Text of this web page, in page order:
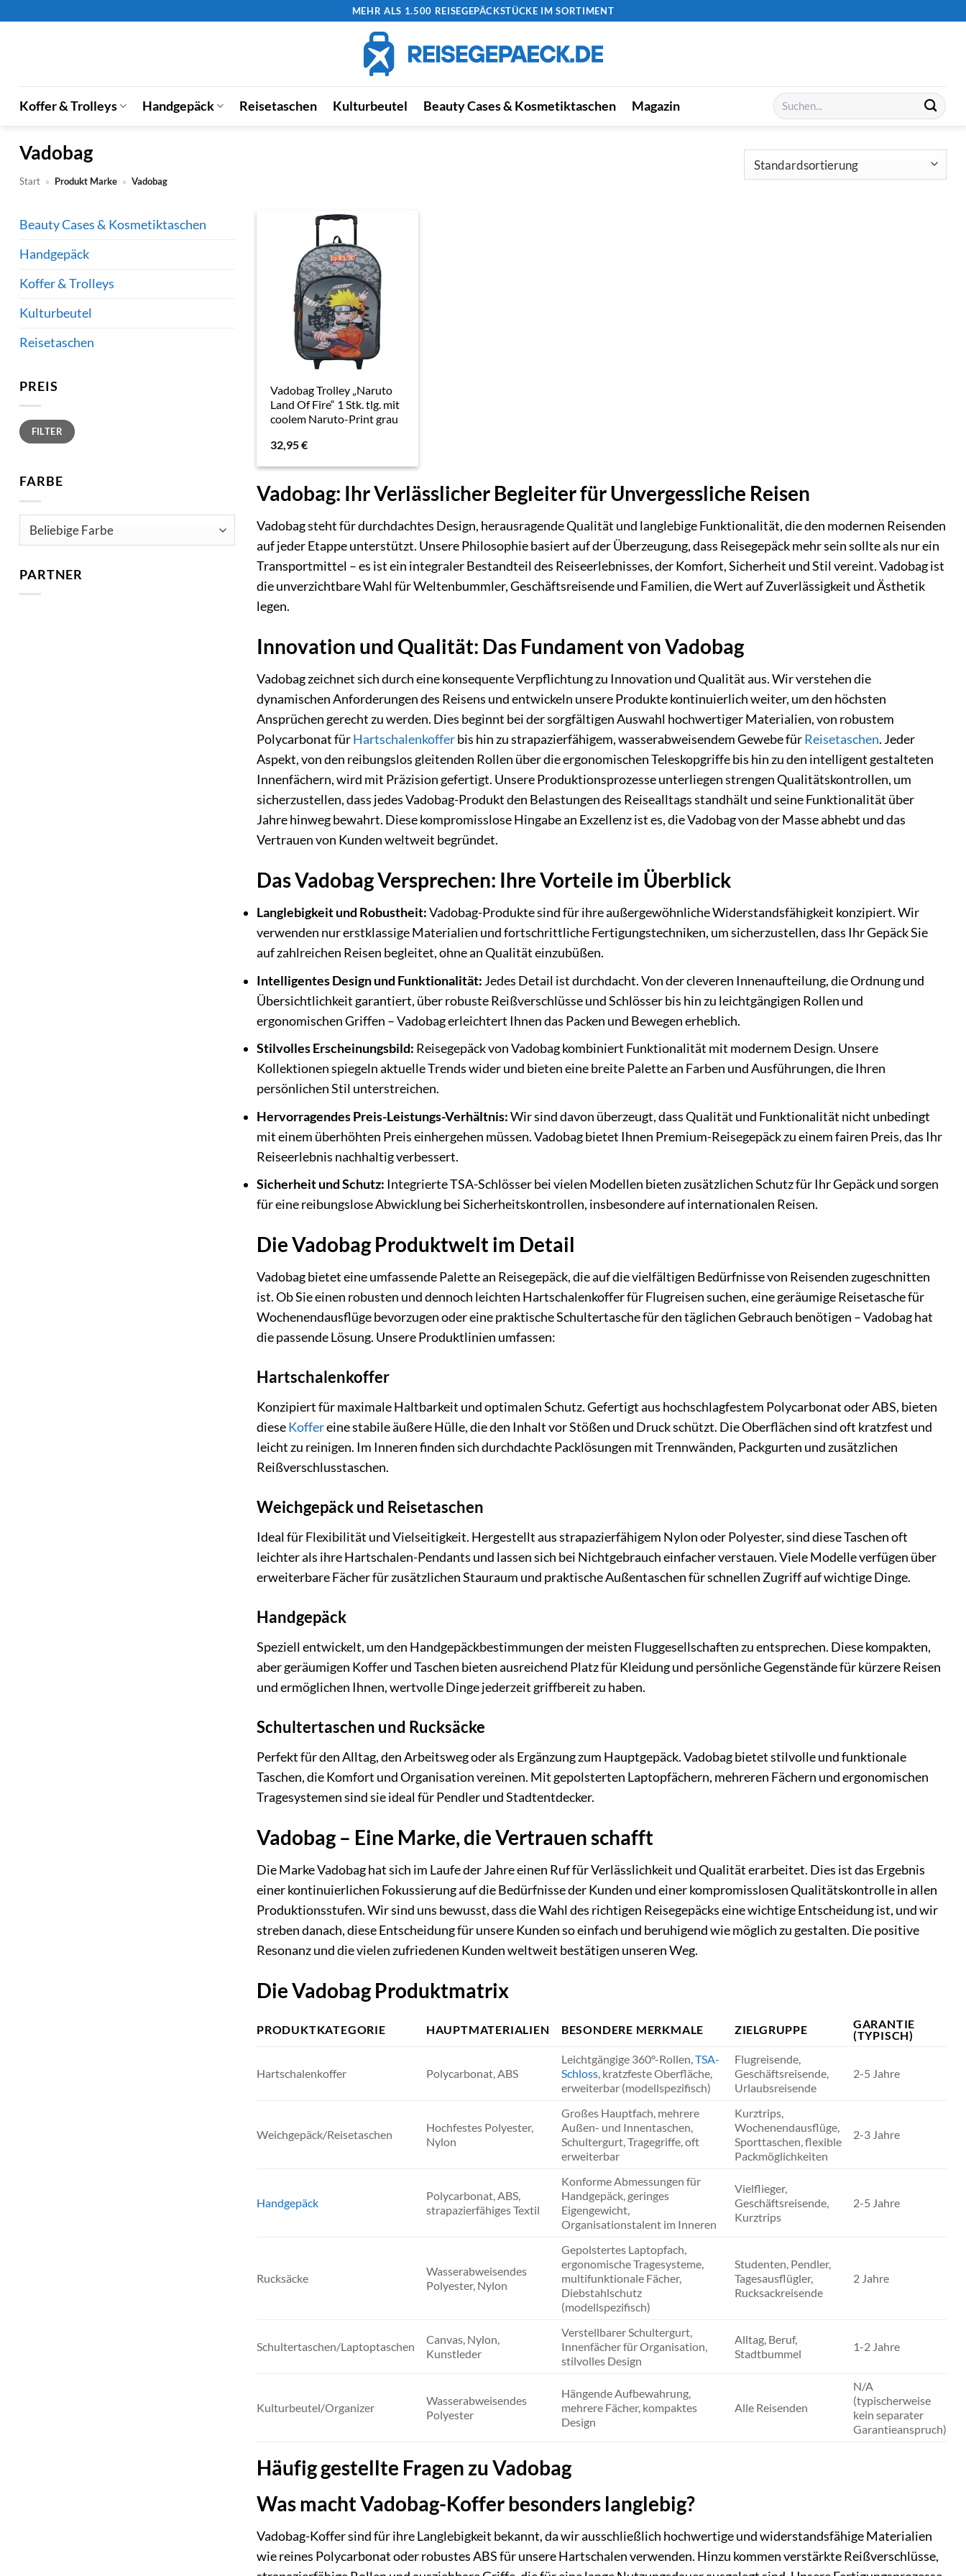
MEHR ALS 1.500 REISEGEPÄCKSTÜCKE IM SORTIMENT
Koffer & Trolleys Handgepäck Reisetaschen Kulturbeutel Beauty Cases & Kosmetiktaschen Magazin
Suchen
nach:
Vadobag
Start » Produkt Marke » Vadobag
Beauty Cases & Kosmetiktaschen
Handgepäck
Koffer & Trolleys
Kulturbeutel
Reisetaschen
PREIS
Min.
Preis
Max.
PreisFILTER
FARBE
PARTNER
Vadobag Trolley „Naruto
Land Of Fire“ 1 Stk. tlg. mit
coolem Naruto-Print grau
32,95€
Vadobag: Ihr Verlässlicher Begleiter für Unvergessliche Reisen
Vadobag steht für durchdachtes Design, herausragende Qualität und langlebige Funktionalität, die den modernen Reisenden
auf jeder Etappe unterstützt. Unsere Philosophie basiert auf der Überzeugung, dass Reisegepäck mehr sein sollte als nur ein
Transportmittel – es ist ein integraler Bestandteil des Reiseerlebnisses, der Komfort, Sicherheit und Stil vereint. Vadobag ist
die unverzichtbare Wahl für Weltenbummler, Geschäftsreisende und Familien, die Wert auf Zuverlässigkeit und Ästhetik
legen.
Innovation und Qualität: Das Fundament von Vadobag
Vadobag zeichnet sich durch eine konsequente Verpflichtung zu Innovation und Qualität aus. Wir verstehen die
dynamischen Anforderungen des Reisens und entwickeln unsere Produkte kontinuierlich weiter, um den höchsten
Ansprüchen gerecht zu werden. Dies beginnt bei der sorgfältigen Auswahl hochwertiger Materialien, von robustem
Polycarbonat fürHartschalenkofferbis hin zu strapazierfähigem, wasserabweisendem Gewebe fürReisetaschen. Jeder
Aspekt, von den reibungslos gleitenden Rollen über die ergonomischen Teleskopgriffe bis hin zu den intelligent gestalteten
Innenfächern, wird mit Präzision gefertigt. Unsere Produktionsprozesse unterliegen strengen Qualitätskontrollen, um
sicherzustellen, dass jedes Vadobag-Produkt den Belastungen des Reisealltags standhält und seine Funktionalität über
Jahre hinweg bewahrt. Diese kompromisslose Hingabe an Exzellenz ist es, die Vadobag von der Masse abhebt und das
Vertrauen von Kunden weltweit begründet.
Das Vadobag Versprechen: Ihre Vorteile im Überblick
Langlebigkeit und Robustheit:Vadobag-Produkte sind für ihre außergewöhnliche Widerstandsfähigkeit konzipiert. Wir
verwenden nur erstklassige Materialien und fortschrittliche Fertigungstechniken, um sicherzustellen, dass Ihr Gepäck Sie
auf zahlreichen Reisen begleitet, ohne an Qualität einzubüßen.
Intelligentes Design und Funktionalität: Jedes Detail ist durchdacht. Von der cleveren Innenaufteilung, die Ordnung und
Übersichtlichkeit garantiert, über robuste Reißverschlüsse und Schlösser bis hin zu leichtgängigen Rollen und
ergonomischen Griffen – Vadobag erleichtert Ihnen das Packen und Bewegen erheblich.
Stilvolles Erscheinungsbild: Reisegepäck von Vadobag kombiniert Funktionalität mit modernem Design. Unsere
Kollektionen spiegeln aktuelle Trends wider und bieten eine breite Palette an Farben und Ausführungen, die Ihren
persönlichen Stil unterstreichen.
Hervorragendes Preis-Leistungs-Verhältnis:Wir sind davon überzeugt, dass Qualität und Funktionalität nicht unbedingt
mit einem überhöhten Preis einhergehen müssen. Vadobag bietet Ihnen Premium-Reisegepäck zu einem fairen Preis, das Ihr
Reiseerlebnis nachhaltig verbessert.
Sicherheit und Schutz: Integrierte TSA-Schlösser bei vielen Modellen bieten zusätzlichen Schutz für Ihr Gepäck und sorgen
für eine reibungslose Abwicklung bei Sicherheitskontrollen, insbesondere auf internationalen Reisen.
Die Vadobag Produktwelt im Detail
Vadobag bietet eine umfassende Palette an Reisegepäck, die auf die vielfältigen Bedürfnisse von Reisenden zugeschnitten
ist. Ob Sie einen robusten und dennoch leichten Hartschalenkoffer für Flugreisen suchen, eine geräumige Reisetasche für
Wochenendausflüge bevorzugen oder eine praktische Schultertasche für den täglichen Gebrauch benötigen – Vadobag hat
die passende Lösung. Unsere Produktlinien umfassen:
Hartschalenkoffer
Konzipiert für maximale Haltbarkeit und optimalen Schutz. Gefertigt aus hochschlagfestem Polycarbonat oder ABS, bieten
dieseKoffereine stabile äußere Hülle, die den Inhalt vor Stößen und Druck schützt. Die Oberflächen sind oft kratzfest und
leicht zu reinigen. Im Inneren finden sich durchdachte Packlösungen mit Trennwänden, Packgurten und zusätzlichen
Reißverschlusstaschen.
Weichgepäck und Reisetaschen
Ideal für Flexibilität und Vielseitigkeit. Hergestellt aus strapazierfähigem Nylon oder Polyester, sind diese Taschen oft
leichter als ihre Hartschalen-Pendants und lassen sich bei Nichtgebrauch einfacher verstauen. Viele Modelle verfügen über
erweiterbare Fächer für zusätzlichen Stauraum und praktische Außentaschen für schnellen Zugriff auf wichtige Dinge.
Handgepäck
Speziell entwickelt, um den Handgepäckbestimmungen der meisten Fluggesellschaften zu entsprechen. Diese kompakten,
aber geräumigen Koffer und Taschen bieten ausreichend Platz für Kleidung und persönliche Gegenstände für kürzere Reisen
und ermöglichen Ihnen, wertvolle Dinge jederzeit griffbereit zu haben.
Schultertaschen und Rucksäcke
Perfekt für den Alltag, den Arbeitsweg oder als Ergänzung zum Hauptgepäck. Vadobag bietet stilvolle und funktionale
Taschen, die Komfort und Organisation vereinen. Mit gepolsterten Laptopfächern, mehreren Fächern und ergonomischen
Tragesystemen sind sie ideal für Pendler und Stadtentdecker.
Vadobag – Eine Marke, die Vertrauen schafft
Die Marke Vadobag hat sich im Laufe der Jahre einen Ruf für Verlässlichkeit und Qualität erarbeitet. Dies ist das Ergebnis
einer kontinuierlichen Fokussierung auf die Bedürfnisse der Kunden und einer kompromisslosen Qualitätskontrolle in allen
Produktionsstufen. Wir sind uns bewusst, dass die Wahl des richtigen Reisegepäcks eine wichtige Entscheidung ist, und wir
streben danach, diese Entscheidung für unsere Kunden so einfach und beruhigend wie möglich zu gestalten. Die positive
Resonanz und die vielen zufriedenen Kunden weltweit bestätigen unseren Weg.
Die Vadobag Produktmatrix
PRODUKTKATEGORIE HAUPTMATERIALIEN BESONDERE MERKMALE ZIELGRUPPE
GARANTIE
(TYPISCH)
Hartschalenkoffer Polycarbonat, ABS
Leichtgängige 360°-Rollen, TSA-
Schloss, kratzfeste Oberfläche,
erweiterbar (modellspezifisch)
Flugreisende,
Geschäftsreisende,
Urlaubsreisende
2-5 Jahre
Weichgepäck/Reisetaschen
Hochfestes Polyester,
Nylon
Großes Hauptfach, mehrere
Außen- und Innentaschen,
Schultergurt, Tragegriffe, oft
erweiterbar
Kurztrips,
Wochenendausflüge,
Sporttaschen, flexible
Packmöglichkeiten
2-3 Jahre
Handgepäck
Polycarbonat, ABS,
strapazierfähiges Textil
Konforme Abmessungen für
Handgepäck, geringes
Eigengewicht,
Organisationstalent im Inneren
Vielflieger,
Geschäftsreisende,
Kurztrips
2-5 Jahre
Rucksäcke
Wasserabweisendes
Polyester, Nylon
Gepolstertes Laptopfach,
ergonomische Tragesysteme,
multifunktionale Fächer,
Diebstahlschutz
(modellspezifisch)
Studenten, Pendler,
Tagesausflügler,
Rucksackreisende
2 Jahre
Schultertaschen/Laptoptaschen
Canvas, Nylon,
Kunstleder
Verstellbarer Schultergurt,
Innenfächer für Organisation,
stilvolles Design
Alltag, Beruf,
Stadtbummel
1-2 Jahre
Kulturbeutel/Organizer
Wasserabweisendes
Polyester
Hängende Aufbewahrung,
mehrere Fächer, kompaktes
Design
Alle Reisenden
N/A
(typischerweise
kein separater
Garantieanspruch)
Häufig gestellte Fragen zu Vadobag
Was macht Vadobag-Koffer besonders langlebig?
Vadobag-Koffer sind für ihre Langlebigkeit bekannt, da wir ausschließlich hochwertige und widerstandsfähige Materialien
wie reines Polycarbonat oder robustes ABS für unsere Hartschalen verwenden. Hinzu kommen verstärkte Reißverschlüsse,